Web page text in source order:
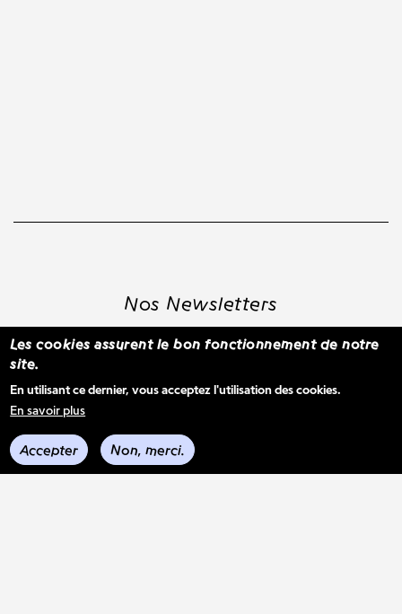
Nos Newsletters
Voir les derniers envois
Les cookies assurent le bon fonctionnement de notre
site.
En utilisant ce dernier, vous acceptez l'utilisation des cookies.
En savoir plus
Accepter Non, merci.